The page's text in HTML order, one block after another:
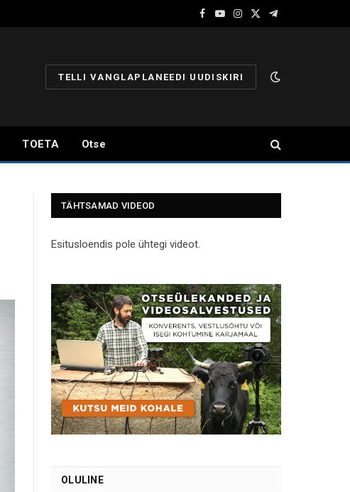
Facebook
YouTube
Instagram
X
Telegram
TELLI VANGLAPLANEEDI UUDISKIRI
TOETA Otse
TÄHTSAMAD VIDEOD
Esitusloendis pole ühtegi videot.
OLULINE